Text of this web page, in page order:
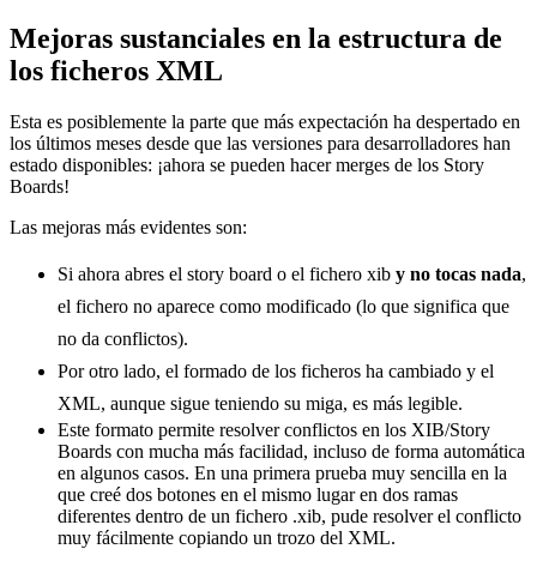
Mejoras sustanciales en la estructura de
los ficheros XML
Esta es posiblemente la parte que más expectación ha despertado en
los últimos meses desde que las versiones para desarrolladores han
estado disponibles: ¡ahora se pueden hacer merges de los Story
Boards!
Las mejoras más evidentes son:
Si ahora abres el story board o el fichero xib y no tocas nada,
el fichero no aparece como modificado (lo que significa que
no da conflictos).
Por otro lado, el formado de los ficheros ha cambiado y el
XML, aunque sigue teniendo su miga, es más legible.
Este formato permite resolver conflictos en los XIB/Story
Boards con mucha más facilidad, incluso de forma automática
en algunos casos. En una primera prueba muy sencilla en la
que creé dos botones en el mismo lugar en dos ramas
diferentes dentro de un fichero .xib, pude resolver el conflicto
muy fácilmente copiando un trozo del XML.